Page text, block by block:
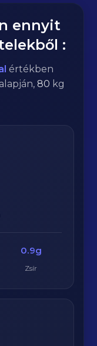
ennyit
:
értékben
80 kg
0.9g
Zsír